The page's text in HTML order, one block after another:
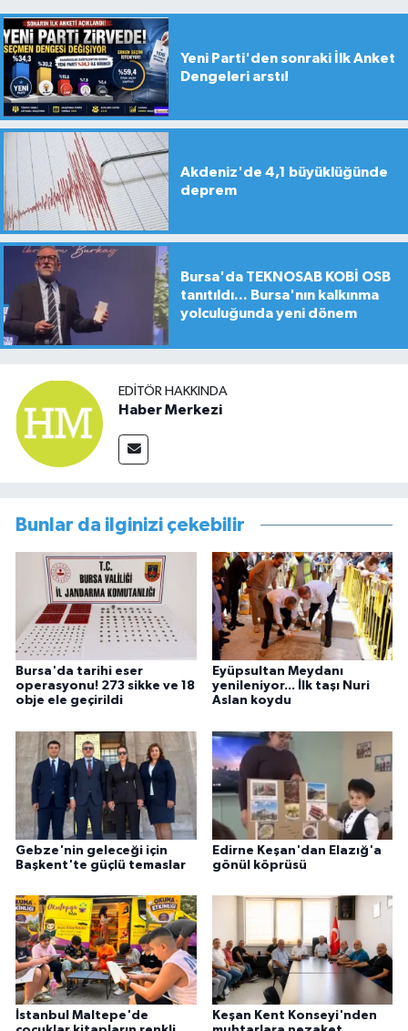
Yeni Parti'den sonraki İlk Anket
Dengeleri arstı!
Akdeniz'de 4,1 büyüklüğünde
deprem
Bursa'da TEKNOSAB KOBİ OSB
tanıtıldı... Bursa'nın kalkınma
yolculuğunda yeni dönem
EDITÖR HAKKINDA
Haber Merkezi
Bunlar da ilginizi çekebilir
Bursa'da tarihi eser
operasyonu! 273 sikke ve 18
obje ele geçirildi
Eyüpsultan Meydanı
yenileniyor... İlk taşı Nuri
Aslan koydu
Gebze'nin geleceği için
Başkent'te güçlü temaslar
Edirne Keşan'dan Elazığ'a
gönül köprüsü
İstanbul Maltepe'de
Keşan Kent Konseyi'nden